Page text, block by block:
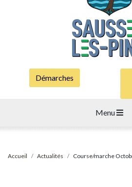
Démarches
Menu
Accueil Actualités Course/marche